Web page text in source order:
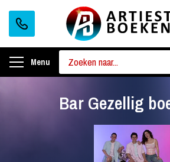
Menu
Bar Gezellig